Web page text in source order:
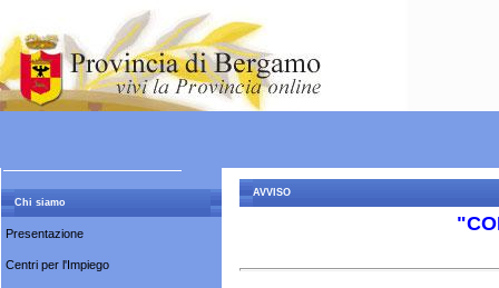
Chi siamo
Presentazione
Centri per l'Impiego
AVVISO